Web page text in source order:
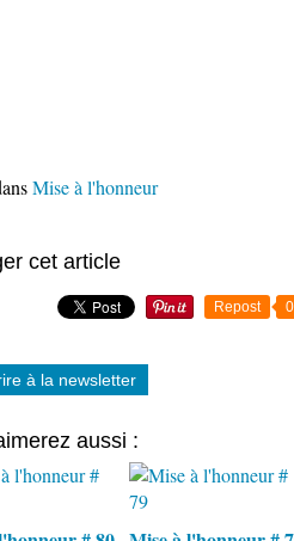
Mise à l'honneur
cet article
Repost 0
à la newsletter
aussi :